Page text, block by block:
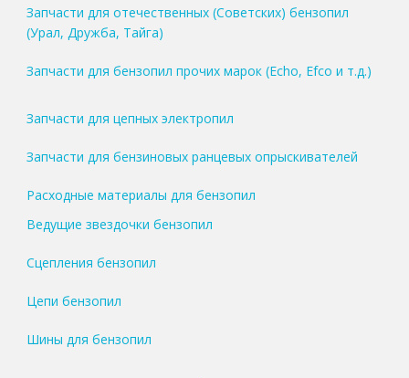
Запчасти для отечественных (Советских) бензопил
(Урал, Дружба, Тайга)
Запчасти для бензопил прочих марок (Echo, Efco и т.д.)
Запчасти для цепных электропил
Запчасти для бензиновых ранцевых опрыскивателей
Расходные материалы для бензопил
Ведущие звездочки бензопил
Сцепления бензопил
Цепи бензопил
Шины для бензопил